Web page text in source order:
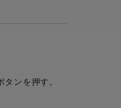
ンを押す。